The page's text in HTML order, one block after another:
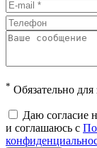
* Обязательно
Даю согласие
и соглашаюсь с